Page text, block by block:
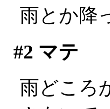
雨とか降
#2 マテ
雨どころ